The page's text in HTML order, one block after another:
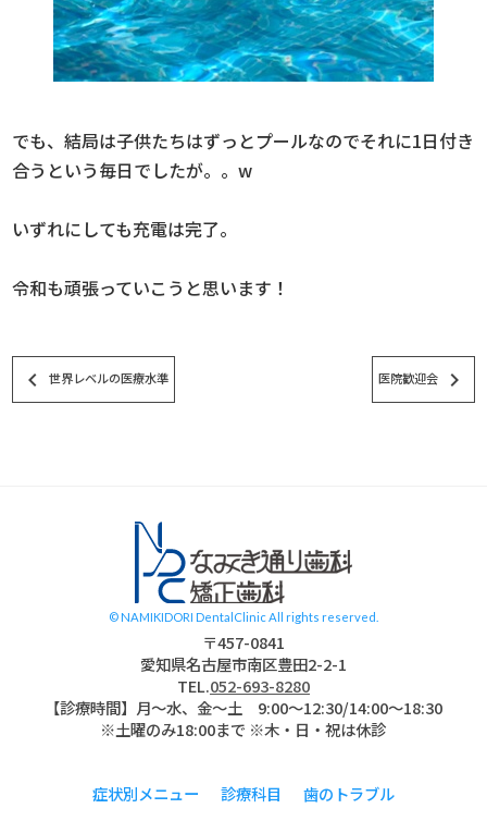
でも、結局は子供たちはずっとプールなのでそれに1日付き
合うという毎日でしたが。。w
いずれにしても充電は完了。
令和も頑張っていこうと思います！
keyboard_arrow_left 世界レベルの医療水準 医院歓迎会 keyboard_arrow_right
© NAMIKIDORI DentalClinic All rights reserved.
〒457-0841
愛知県名古屋市南区豊田2-2-1
TEL.052-693-8280
【診療時間】月〜水、金～土 9:00〜12:30/14:00～18:30
※土曜のみ18:00まで ※木・日・祝は休診
症状別メニュー 診療科目 歯のトラブル